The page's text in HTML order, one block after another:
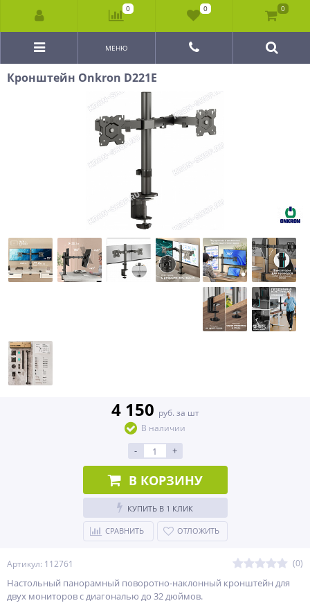
МЕНЮ
Кронштейн Onkron D221E
Артикул: 112761 (0)
Настольный панорамный поворотно-наклонный кронштейн для
двух мониторов с диагональю до 32 дюймов.
4 150 руб. за шт
В наличии
- +
В КОРЗИНУ
КУПИТЬ В 1 КЛИК
СРАВНИТЬ ОТЛОЖИТЬ
0 0 0